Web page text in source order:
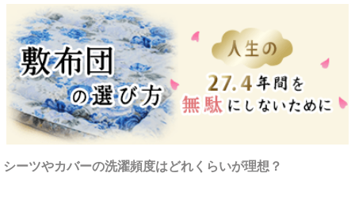
シーツやカバーの洗濯頻度はどれくらいが理想？